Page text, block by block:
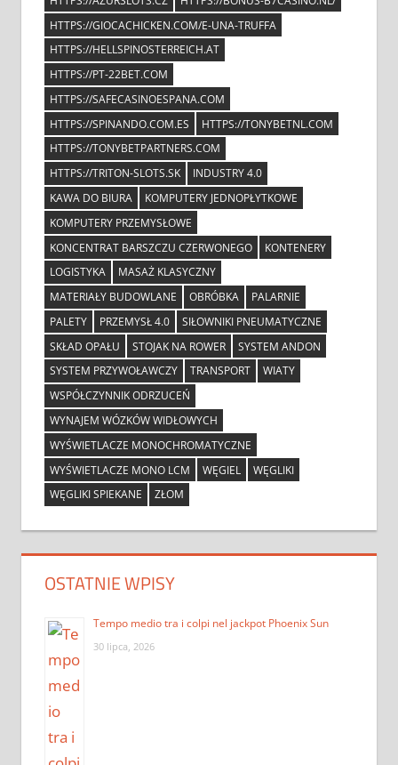
HTTPS://GIOCACHICKEN.COM/E-UNA-TRUFFA
HTTPS://HELLSPINOSTERREICH.AT
HTTPS://PT-22BET.COM
HTTPS://SAFECASINOESPANA.COM
HTTPS://SPINANDO.COM.ES
HTTPS://TONYBETNL.COM
HTTPS://TONYBETPARTNERS.COM
HTTPS://TRITON-SLOTS.SK
INDUSTRY 4.0
KAWA DO BIURA
KOMPUTERY JEDNOPŁYTKOWE
KOMPUTERY PRZEMYSŁOWE
KONCENTRAT BARSZCZU CZERWONEGO
KONTENERY
LOGISTYKA
MASAŻ KLASYCZNY
MATERIAŁY BUDOWLANE
OBRÓBKA
PALARNIE
PALETY
PRZEMYSŁ 4.0
SIŁOWNIKI PNEUMATYCZNE
SKŁAD OPAŁU
STOJAK NA ROWER
SYSTEM ANDON
SYSTEM PRZYWOŁAWCZY
TRANSPORT
WIATY
WSPÓŁCZYNNIK ODRZUCEŃ
WYNAJEM WÓZKÓW WIDŁOWYCH
WYŚWIETLACZE MONOCHROMATYCZNE
WYŚWIETLACZE MONO LCM
WĘGIEL
WĘGLIKI
WĘGLIKI SPIEKANE
ZŁOM
OSTATNIE WPISY
Tempo medio tra i colpi nel jackpot Phoenix Sun
30 lipca, 2026